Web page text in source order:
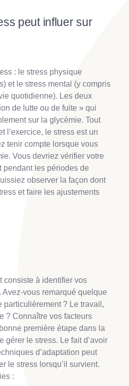
peut influer sur
: le stress physique
et le stress mental (y compris
quotidienne). Les deux
de lutte ou de fuite » qui
sur la glycémie. Tout
l’exercice, le stress est un
tenir compte lorsque vous
Vous devriez vérifier votre
pendant les périodes de
observer la façon dont
et faire les ajustements
consiste à identifier vos
vous remarqué quelque
particulièrement ? Le travail,
? Connaître vos facteurs
première étape dans la
gérer le stress. Le fait d’avoir
d’adaptation peut
le stress lorsqu’il survient.
: